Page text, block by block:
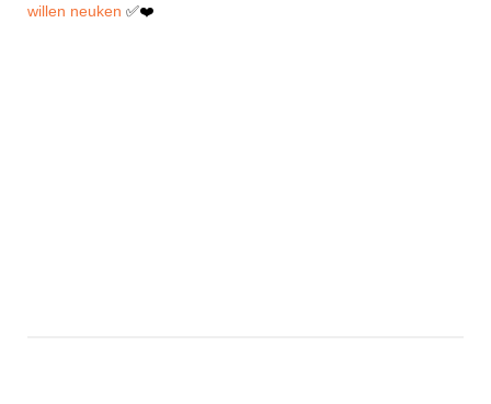
willen neuken ✅❤️